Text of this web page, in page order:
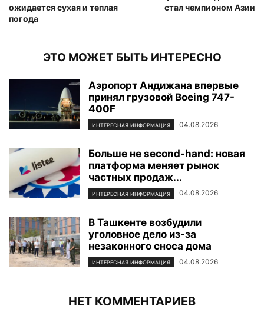
ожидается сухая и теплая
погода
стал чемпионом Азии
ЭТО МОЖЕТ БЫТЬ ИНТЕРЕСНО
Аэропорт Андижана впервые
принял грузовой Boeing 747-
400F
ИНТЕРЕСНАЯ ИНФОРМАЦИЯ 04.08.2026
Больше не second-hand: новая
платформа меняет рынок
частных продаж...
ИНТЕРЕСНАЯ ИНФОРМАЦИЯ 04.08.2026
В Ташкенте возбудили
уголовное дело из-за
незаконного сноса дома
ИНТЕРЕСНАЯ ИНФОРМАЦИЯ 04.08.2026
НЕТ КОММЕНТАРИЕВ